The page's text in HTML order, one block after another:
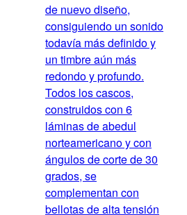
de nuevo diseño,
consiguiendo un sonido
todavía más definido y
un timbre aún más
redondo y profundo.
Todos los cascos,
construidos con 6
láminas de abedul
norteamericano y con
ángulos de corte de 30
grados, se
complementan con
bellotas de alta tensión